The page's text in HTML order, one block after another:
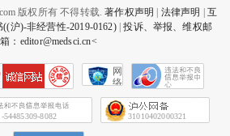
版权所有 不得转载.著作权声明 法律声明
互
沪)-非经营性-2019-0162)|投诉、举报、维权邮
箱：editor@medsci.cn<
网
络
会
征
54485309-8082 31010402000321